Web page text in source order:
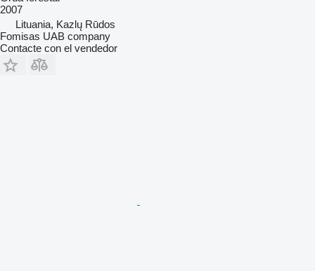
2007
Lituania, Kazlų Rūdos
Fomisas UAB company
Contacte con el vendedor